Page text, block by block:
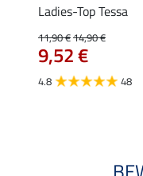
Ladies-Top Tessa
11,90 €14,90 €
9,52 €
4.8 48